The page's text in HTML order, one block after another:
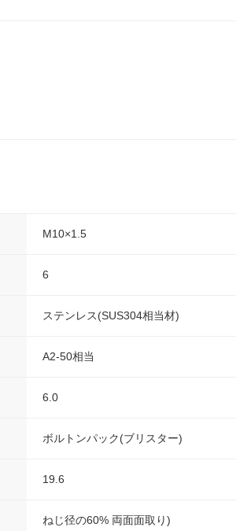
M10×1.5
6
ステンレス(SUS304相当材)
A2-50相当
6.0
ボルトンパック(ブリスター)
19.6
ねじ径の60% 両面面取り)